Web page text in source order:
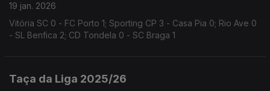
19 jan. 2026
Vitória SC 0 - FC Porto 1; Sporting CP 3 - Casa Pia 0; Rio Ave 0
- SL Benfica 2; CD Tondela 0 - SC Braga 1
Taça da Liga 2025/26